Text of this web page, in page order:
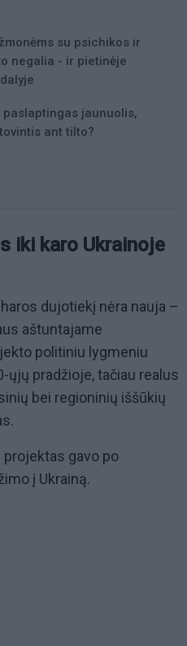
su psichikos ir
negalia - ir pietinėje
paslaptingas jaunuolis,
ant tilto?
iki karo Ukrainoje
dujotiekį nėra nauja –
aštuntajame
politiniu lygmeniu
ųjų pradžioje, tačiau realus
bei regioninių iššūkių
gavo po
į Ukrainą.